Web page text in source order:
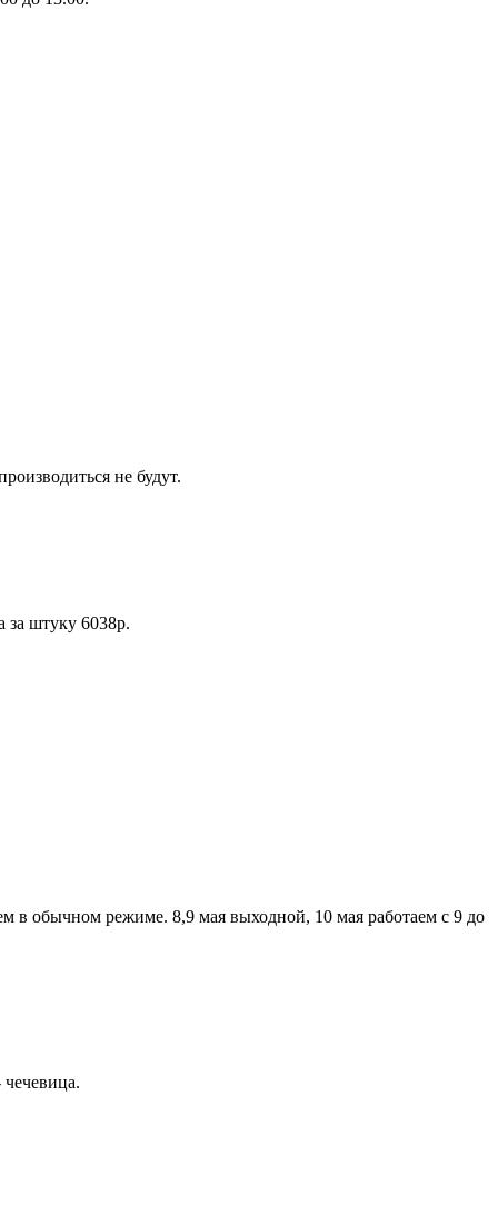
не будут.
за штуку 6038р.
в обычном режиме. 8,9 мая выходной, 10 мая работаем с 9 до